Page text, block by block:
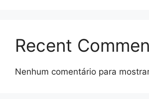
Recent
Nenhum comentário para